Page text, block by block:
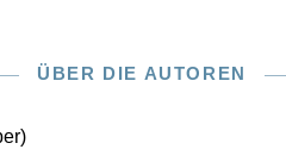
ÜBER DIE AUTOREN